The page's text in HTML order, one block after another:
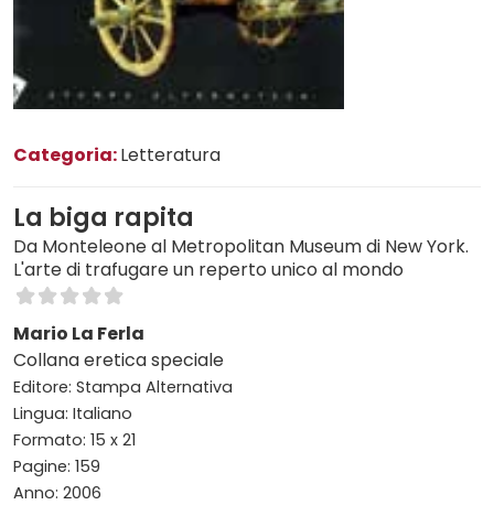
Categoria:Letteratura
La biga rapita
Da Monteleone al Metropolitan Museum di New York.
L'arte di trafugare un reperto unico al mondo
Mario La Ferla
Collana eretica speciale
Editore: Stampa Alternativa
Lingua: Italiano
Formato: 15 x 21
Pagine: 159
Anno: 2006